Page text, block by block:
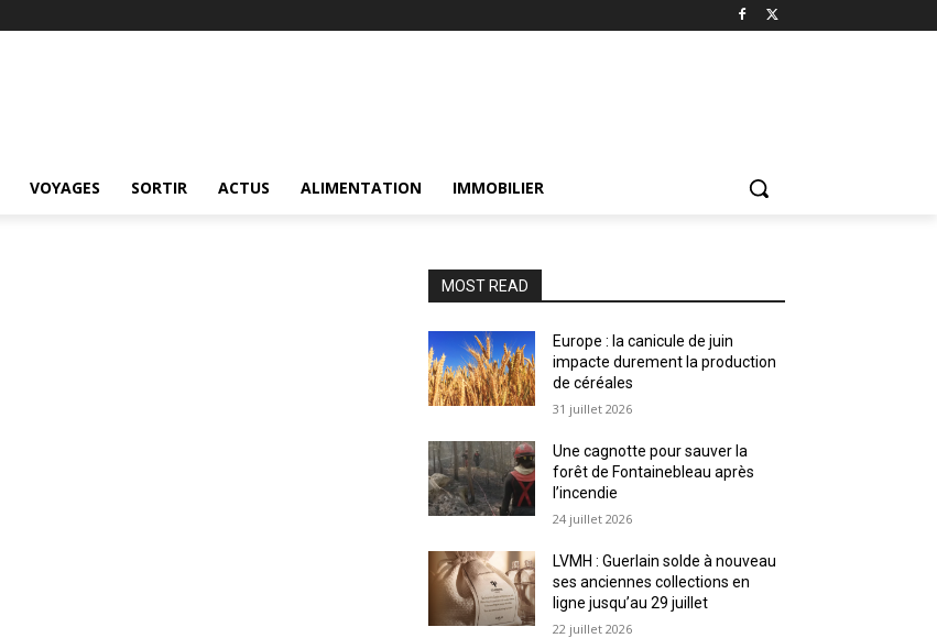
VOYAGES SORTIR ACTUS ALIMENTATION IMMOBILIER
MOST READ
Europe : la canicule de juin
impacte durement la production
de céréales
31 juillet 2026
Une cagnotte pour sauver la
forêt de Fontainebleau après
l’incendie
24 juillet 2026
LVMH : Guerlain solde à nouveau
ses anciennes collections en
ligne jusqu’au 29 juillet
22 juillet 2026